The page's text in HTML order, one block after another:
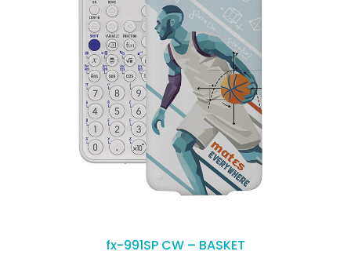
fx-991SP CW – BASKET